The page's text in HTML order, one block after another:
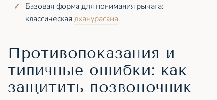
Базовая форма для понимания рычага:
классическаядханурасана.
Противопоказания и
типичные ошибки: как
защитить позвоночник